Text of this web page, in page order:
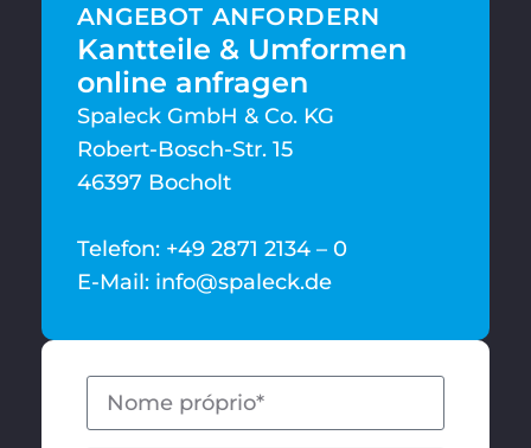
ANGEBOT ANFORDERN
Kantteile & Umformen
online anfragen
Spaleck GmbH & Co. KG
Robert-Bosch-Str. 15
46397 Bocholt
Telefon: +49 2871 2134 – 0
E-Mail: info@spaleck.de